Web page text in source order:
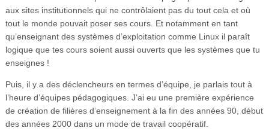
aux sites institutionnels qui ne contrôlaient pas du tout cela et où
tout le monde pouvait poser ses cours. Et notamment en tant
qu’enseignant des systèmes d’exploitation comme Linux il paraît
logique que tes cours soient aussi ouverts que les systèmes que tu
enseignes !
Puis, il y a des déclencheurs en termes d’équipe, je parlais tout à
l’heure d’équipes pédagogiques. J’ai eu une première expérience
de création de filières d’enseignement à la fin des années 90, début
des années 2000 dans un mode de travail coopératif.